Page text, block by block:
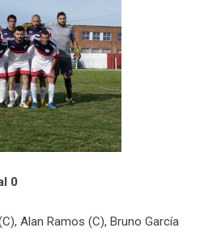
0
Alan Ramos (C), Bruno García